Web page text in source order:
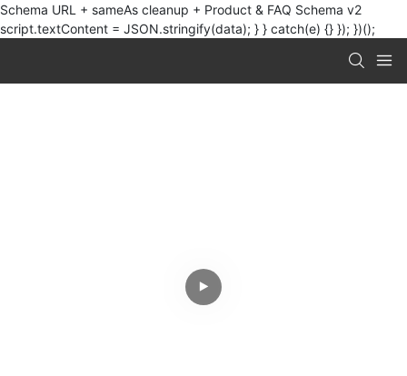
Schema URL + sameAs cleanup + Product & FAQ Schema v2
script.textContent = JSON.stringify(data); } } catch(e) {} }); })();